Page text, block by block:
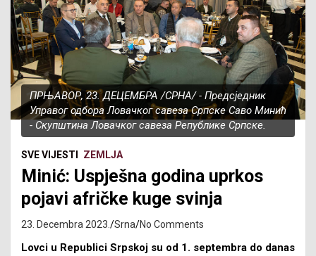
ПРЊАВОР, 23. ДЕЦЕМБРА /СРНА/ - Предсједник
Управог одбора Ловачког савеза Српске Саво Минић
- Скупштина Ловачког савеза Републике Српске.
SVE VIJESTI ZEMLJA
Minić: Uspješna godina uprkos
pojavi afričke kuge svinja
23. Decembra 2023. Srna No Comments
Lovci u Republici Srpskoj su od 1. septembra do danas